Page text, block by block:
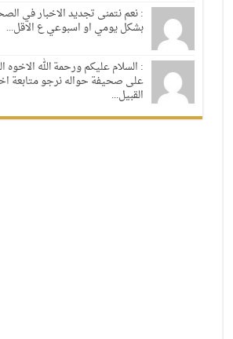
: نعم نتمنى تجديد الاخبار في
بشكل يومي او اسبوعي ع الاقل...
: السلام عليكم ورحمة الله الاخوه
على صحيفة حواله نرجو متابعة
القبيل...